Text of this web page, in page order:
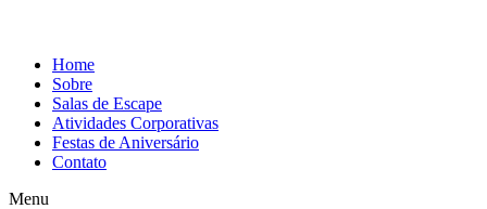
Home
Sobre
Salas de Escape
Atividades Corporativas
Festas de Aniversário
Contato
Menu